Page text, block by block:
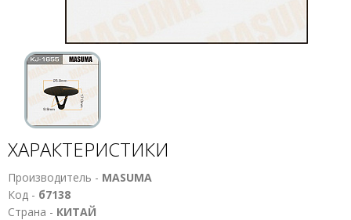
ХАРАКТЕРИСТИКИ
Производитель - MASUMA
Код - б7138
Страна - КИТАЙ